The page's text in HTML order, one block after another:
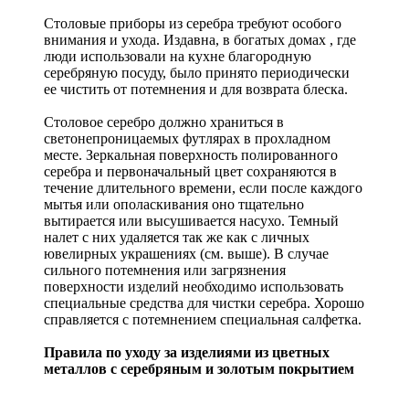
Столовые приборы из серебра требуют особого
внимания и ухода. Издавна, в богатых домах , где
люди использовали на кухне благородную
серебряную посуду, было принято периодически
ее чистить от потемнения и для возврата блеска.
Столовое серебро должно храниться в
светонепроницаемых футлярах в прохладном
месте. Зеркальная поверхность полированного
серебра и первоначальный цвет сохраняются в
течение длительного времени, если после каждого
мытья или ополаскивания оно тщательно
вытирается или высушивается насухо. Темный
налет с них удаляется так же как с личных
ювелирных украшениях (см. выше). В случае
сильного потемнения или загрязнения
поверхности изделий необходимо использовать
специальные средства для чистки серебра. Хорошо
справляется с потемнением специальная салфетка.
Правила по уходу за изделиями из цветных
металлов с серебряным и золотым покрытием